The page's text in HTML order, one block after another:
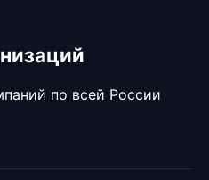
по всей России